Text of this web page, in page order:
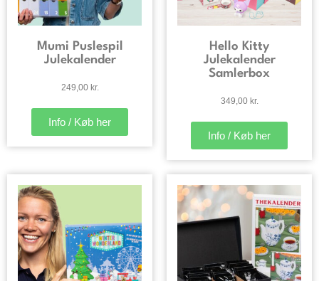
Mumi Puslespil
Julekalender
249,00 kr.
Info / Køb her
Hello Kitty
Julekalender
Samlerbox
349,00 kr.
Info / Køb her